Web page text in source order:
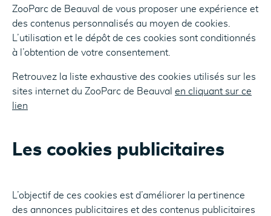
ZooParc de Beauval de vous proposer une expérience et
des contenus personnalisés au moyen de cookies.
L’utilisation et le dépôt de ces cookies sont conditionnés
à l’obtention de votre consentement.
Retrouvez la liste exhaustive des cookies utilisés sur les
sites internet du ZooParc de Beauval en cliquant sur ce
lien
Les cookies publicitaires
L’objectif de ces cookies est d’améliorer la pertinence
des annonces publicitaires et des contenus publicitaires